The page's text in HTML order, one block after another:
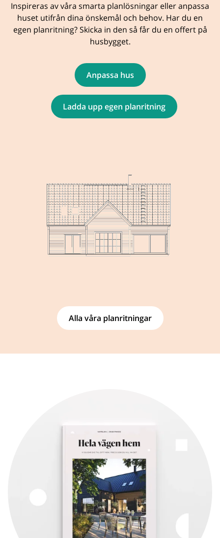
Inspireras av våra smarta planlösningar eller anpassa
huset utifrån dina önskemål och behov. Har du en
egen planritning? Skicka in den så får du en offert på
husbygget.
Anpassa hus
Ladda upp egen planritning
Alla våra planritningar